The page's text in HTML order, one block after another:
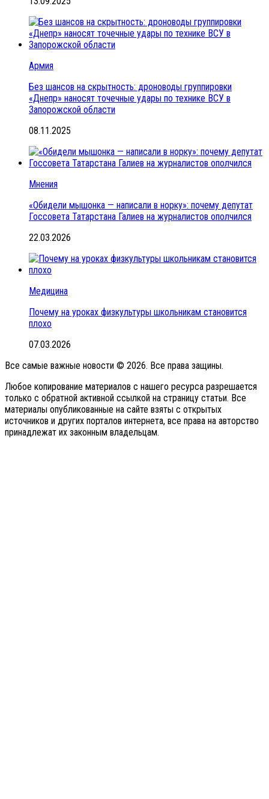
Армия
Без шансов на скрытность: дроноводы группировки
«Днепр» наносят точечные удары по технике ВСУ в
Запорожской области
08.11.2025
Мнения
«Обидели мышонка — написали в норку»: почему депутат
Госсовета Татарстана Галиев на журналистов ополчился
22.03.2026
Медицина
Почему на уроках физкультуры школьникам становится
плохо
07.03.2026
Все самые важные новости © 2026. Все права защины.
Любое копирование материалов с нашего ресурса разрешается
только с обратной активной ссылкой на страницу статьи. Все
материалы опубликованные на сайте взяты с открытых
источников и других порталов интернета, все права на авторство
принадлежат их законным владельцам.